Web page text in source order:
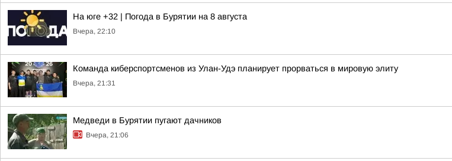
На юге +32 | Погода в Бурятии на 8 августа
Вчера, 22:10
Команда киберспортсменов из Улан-Удэ планирует прорваться в мировую элиту
Вчера, 21:31
Медведи в Бурятии пугают дачников
Вчера, 21:06